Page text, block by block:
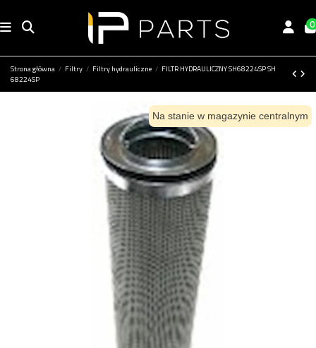
0
Strona główna Filtry Filtry hydrauliczne
FILTR HYDRAULICZNY SH68224SP SH
68224SP
Na stanie w magazynie centralnym